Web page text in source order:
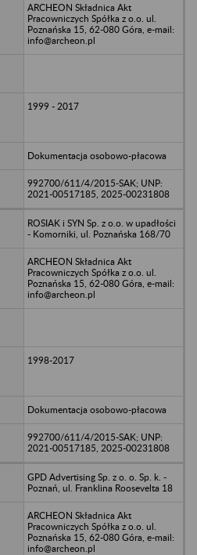
ARCHEON Składnica Akt
Pracowniczych Spółka z o.o. ul.
Poznańska 15, 62-080 Góra, e-mail:
info@archeon.pl
1999 - 2017
Dokumentacja osobowo-płacowa
992700/611/4/2015-SAK; UNP:
2021-00517185, 2025-00231808
ROSIAK i SYN Sp. z o.o. w upadłości
- Komorniki, ul. Poznańska 168/70
ARCHEON Składnica Akt
Pracowniczych Spółka z o.o. ul.
Poznańska 15, 62-080 Góra, e-mail:
info@archeon.pl
1998-2017
Dokumentacja osobowo-płacowa
992700/611/4/2015-SAK; UNP:
2021-00517185, 2025-00231808
GPD Advertising Sp. z o. o. Sp. k. -
Poznań, ul. Franklina Roosevelta 18
ARCHEON Składnica Akt
Pracowniczych Spółka z o.o. ul.
Poznańska 15, 62-080 Góra, e-mail:
info@archeon.pl